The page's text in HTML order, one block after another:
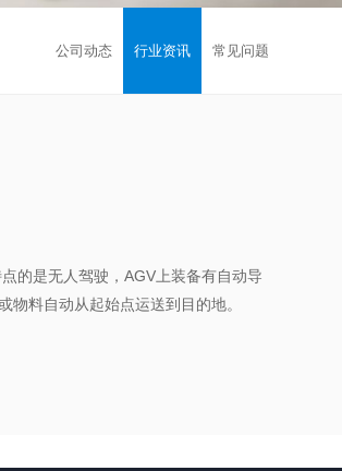
公司动态 行业资讯 常见问题
的是无人驾驶，AGV上装备有自动导
料自动从起始点运送到目的地。